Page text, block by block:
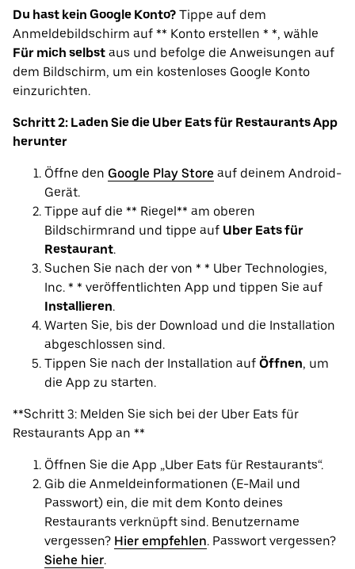
Du hast kein Google Konto? Tippe auf dem
Anmeldebildschirm auf ** Konto erstellen * *, wähle
Für mich selbst aus und befolge die Anweisungen auf
dem Bildschirm, um ein kostenloses Google Konto
einzurichten.
Schritt 2: Laden Sie die Uber Eats für Restaurants App
herunter
Öffne den Google Play Store auf deinem Android-
Gerät.
Tippe auf die ** Riegel** am oberen
Bildschirmrand und tippe auf Uber Eats für
Restaurant.
Suchen Sie nach der von * * Uber Technologies,
Inc. * * veröffentlichten App und tippen Sie auf
Installieren.
Warten Sie, bis der Download und die Installation
abgeschlossen sind.
Tippen Sie nach der Installation auf Öffnen, um
die App zu starten.
**Schritt 3: Melden Sie sich bei der Uber Eats für
Restaurants App an **
Öffnen Sie die App „Uber Eats für Restaurants“.
Gib die Anmeldeinformationen (E-Mail und
Passwort) ein, die mit dem Konto deines
Restaurants verknüpft sind. Benutzername
vergessen? Hier empfehlen. Passwort vergessen?
Siehe hier.